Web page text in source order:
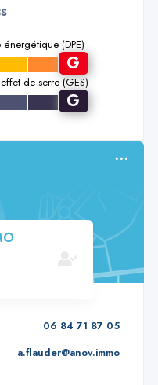
(DPE)
G
de serre (GES)
G
06 84 71 87 05
a.flauder@anov.immo